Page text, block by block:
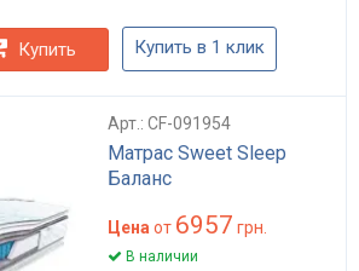
Купить Купить в 1 клик
Арт.: CF-091954
Матрас Sweet Sleep
Баланс
Цена от 6957 грн.
В наличии